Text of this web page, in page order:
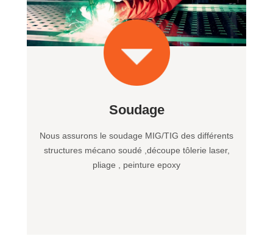
Soudage
Nous assurons le soudage MIG/TIG des différents
structures mécano soudé ,découpe tôlerie laser,
pliage , peinture epoxy